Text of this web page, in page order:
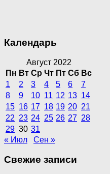
Календарь
Август 2022
Пн Вт Ср Чт Пт Сб Вс
1
2 3 4 5 6
7
8
9 10 11 12 13 14
15 16 17 18 19 20 21
22 23 24 25 26 27 28
29 30 31
« Июл
Сен »
Свежие записи